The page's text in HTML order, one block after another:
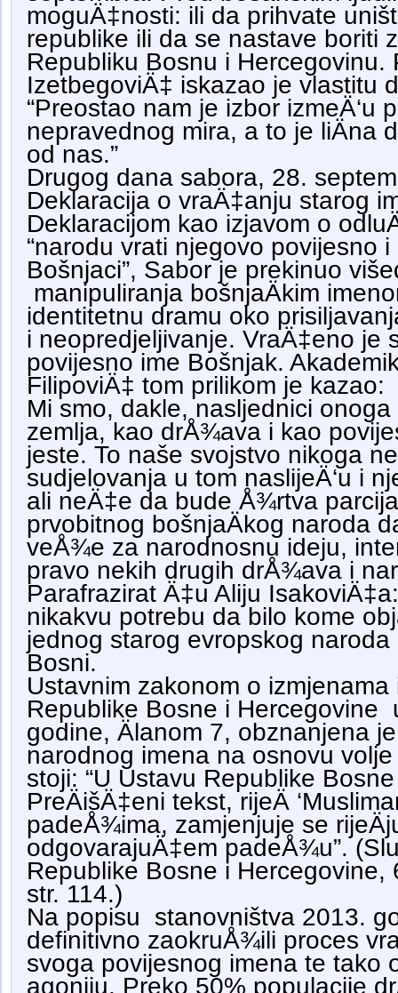
moguÄ‡nosti: ili da prihvate
republike ili da se nastave boriti
Republiku Bosnu i Hercegovinu.
IzetbegoviÄ‡ iskazao je vlastitu
“Preostao nam je izbor izmeÄ‘u
nepravednog mira, a to je liÄna
od nas.”
Drugog dana sabora, 28.
Deklaracija o vraÄ‡anju starog
Deklaracijom kao izjavom o
“narodu vrati njegovo povijesno
Bošnjaci”, Sabor je prekinuo
manipuliranja bošnjaÄkim
identitetnu dramu oko
i neopredjeljivanje. VraÄ‡eno je
povijesno ime Bošnjak.
FilipoviÄ‡ tom prilikom je kazao:
Mi smo, dakle, nasljednici
zemlja, kao drÅ¾ava i kao
jeste. To naše svojstvo nikoga ne
sudjelovanja u tom naslijeÄ‘u i
ali neÄ‡e da bude Å¾rtva
prvobitnog bošnjaÄkog naroda
veÅ¾e za narodnosnu ideju,
pravo nekih drugih drÅ¾ava i
Parafrazirat Ä‡u Aliju
nikakvu potrebu da bilo kome
jednog starog evropskog
Bosni.
Ustavnim zakonom o
Republike Bosne i Hercegovine
godine, Älanom 7, obznanjena
narodnog imena na osnovu
stoji: “U Ustavu Republike
PreÄišÄ‡eni tekst, rijeÄ
padeÅ¾ima, zamjenjuje se
odgovarajuÄ‡em padeÅ¾u”.
Republike Bosne i Hercegovine,
str. 114.)
Na popisu stanovništva 2013.
definitivno zaokruÅ¾ili proces
svoga povijesnog imena te tako
agoniju. Preko 50% populacije